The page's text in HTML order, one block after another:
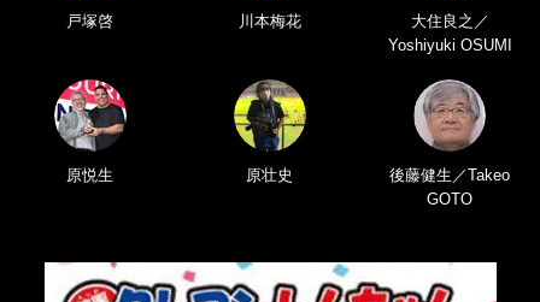
戸塚啓 川本梅花
大住良之／
Yoshiyuki OSUMI
原悦生 原壮史
後藤健生／Takeo
GOTO